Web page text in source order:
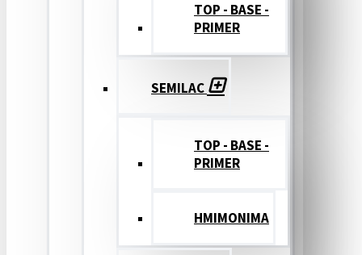
TOP - BASE -
PRIMER
SEMILAC
TOP - BASE -
PRIMER
ΗΜΙΜΟΝΙΜΑ